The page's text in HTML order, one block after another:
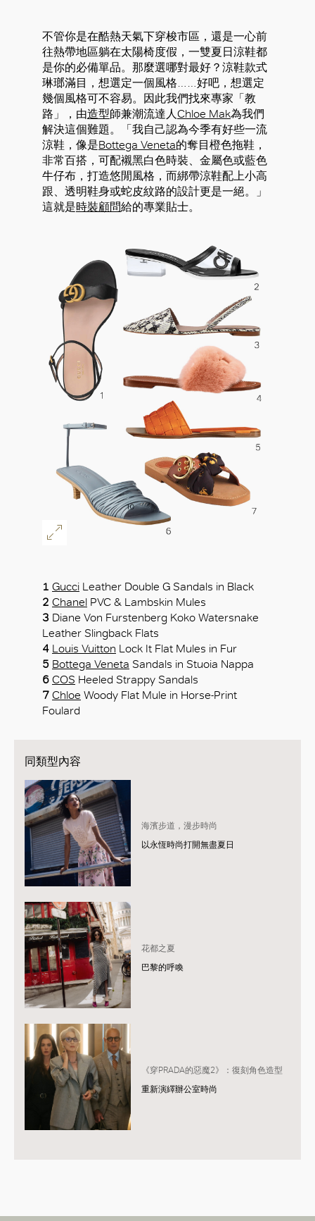
不管你是在酷熱天氣下穿梭市區，還是一心前
往熱帶地區躺在太陽椅度假，一雙夏日涼鞋都
是你的必備單品。那麼選哪對最好？涼鞋款式
琳瑯滿目，想選定一個風格……好吧，想選定
幾個風格可不容易。因此我們找來專家「教
路」，由造型師兼潮流達人Chloe Mak為我們
解決這個難題。「我自己認為今季有好些一流
涼鞋，像是Bottega Veneta的奪目橙色拖鞋，
非常百搭，可配襯黑白色時裝、金屬色或藍色
牛仔布，打造悠閒風格，而綁帶涼鞋配上小高
跟、透明鞋身或蛇皮紋路的設計更是一絕。」
這就是時裝顧問給的專業貼士。
1 Gucci Leather Double G Sandals in Black
2 Chanel PVC & Lambskin Mules
3 Diane Von Furstenberg Koko Watersnake
Leather Slingback Flats
4 Louis Vuitton Lock It Flat Mules in Fur
5 Bottega Veneta Sandals in Stuoia Nappa
6 COS Heeled Strappy Sandals
7 Chloe Woody Flat Mule in Horse-Print
Foulard
同類型內容
海濱步道，漫步時尚
以永恆時尚打開無盡夏日
花都之夏
巴黎的呼喚
《穿PRADA的惡魔2》：復刻角色造型
重新演繹辦公室時尚
好